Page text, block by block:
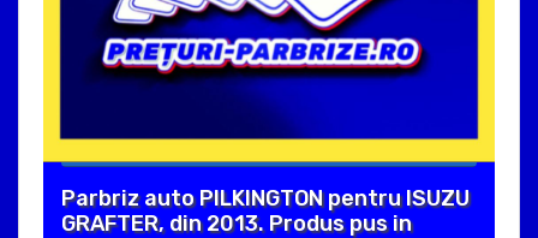
Parbriz auto PILKINGTON pentru ISUZU
GRAFTER, din 2013. Produs pus in